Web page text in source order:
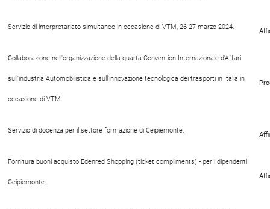
Servizio di interpretariato simultaneo in occasione di VTM, 26-27 marzo 2024.
Collaborazione nell'organizzazione della quarta Convention Internazionale d'Affari
sull'industria Automobilistica e sull'innovazione tecnologica dei trasporti in Italia in
occasione di VTM.
Servizio di docenza per il settore formazione di Ceipiemonte.
Fornitura buoni acquisto Edenred Shopping (ticket compliments) - per i dipendenti
Ceipiemonte.